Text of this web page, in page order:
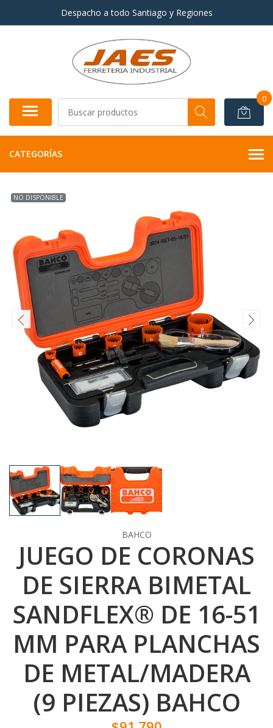
Despacho a todo Santiago y Regiones
0
CATEGORÍAS
NO DISPONIBLE
BAHCO
JUEGO DE CORONAS
DE SIERRA BIMETAL
SANDFLEX® DE 16-51
MM PARA PLANCHAS
DE METAL/MADERA
(9 PIEZAS) BAHCO